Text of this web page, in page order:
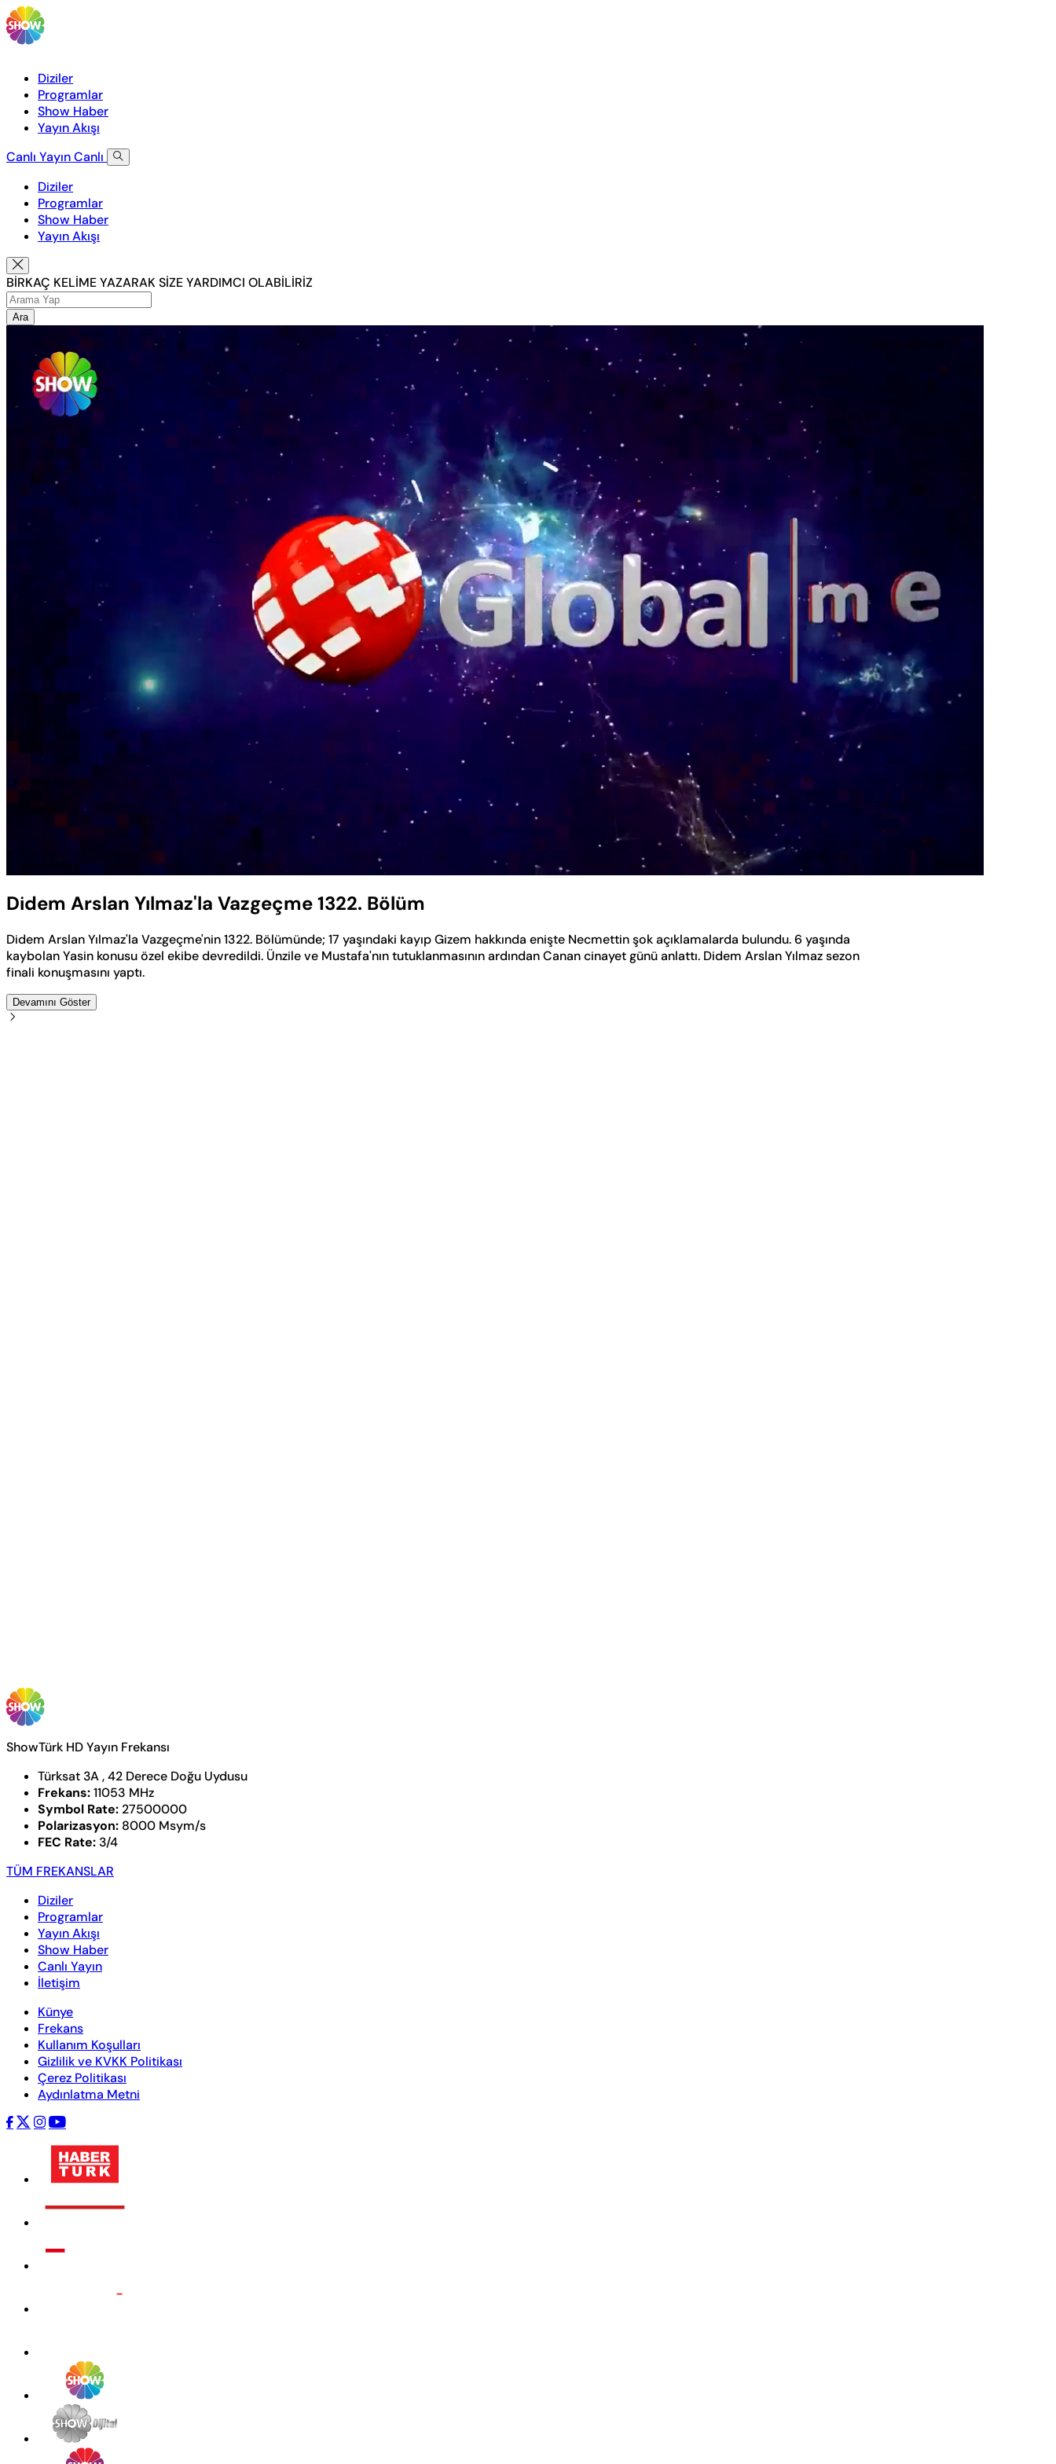
Diziler
Programlar
Show Haber
Yayın Akışı
Canlı YayınCanlı
Diziler
Programlar
Show Haber
Yayın Akışı
BİRKAÇ KELİME YAZARAK SİZE YARDIMCI OLABİLİRİZ
Ara
Didem Arslan Yılmaz'la Vazgeçme 1322. Bölüm
Didem Arslan Yılmaz'la Vazgeçme'nin 1322. Bölümünde; 17 yaşındaki kayıp Gizem hakkında enişte Necmettin şok açıklamalarda bulundu. 6 yaşında
kaybolan Yasin konusu özel ekibe devredildi. Ünzile ve Mustafa'nın tutuklanmasının ardından Canan cinayet günü anlattı. Didem Arslan Yılmaz sezon
finali konuşmasını yaptı.
Devamını Göster
ShowTürk HD Yayın Frekansı
Türksat 3A , 42 Derece Doğu Uydusu
Frekans:11053 MHz
Symbol Rate: 27500000
Polarizasyon: 8000 Msym/s
FEC Rate: 3/4
TÜM FREKANSLAR
Diziler
Programlar
Yayın Akışı
Show Haber
Canlı Yayın
İletişim
Künye
Frekans
Kullanım Koşulları
Gizlilik ve KVKK Politikası
Çerez Politikası
Aydınlatma Metni